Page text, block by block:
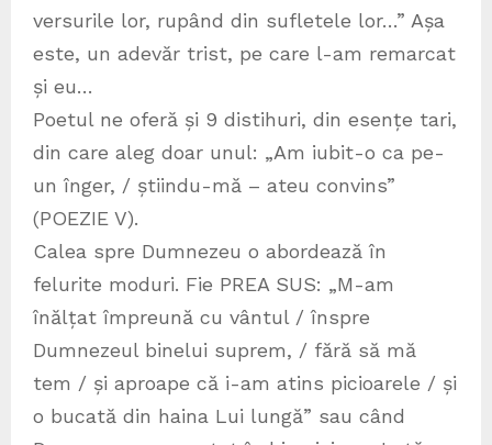
versurile lor, rupând din sufletele lor…” Așa
este, un adevăr trist, pe care l-am remarcat
și eu…
Poetul ne oferă și 9 distihuri, din esențe tari,
din care aleg doar unul: „Am iubit-o ca pe-
un înger, / știindu-mă – ateu convins”
(POEZIE V).
Calea spre Dumnezeu o abordează în
felurite moduri. Fie PREA SUS: „M-am
înălțat împreună cu vântul / înspre
Dumnezeul binelui suprem, / fără să mă
tem / și aproape că i-am atins picioarele / și
o bucată din haina Lui lungă” sau când